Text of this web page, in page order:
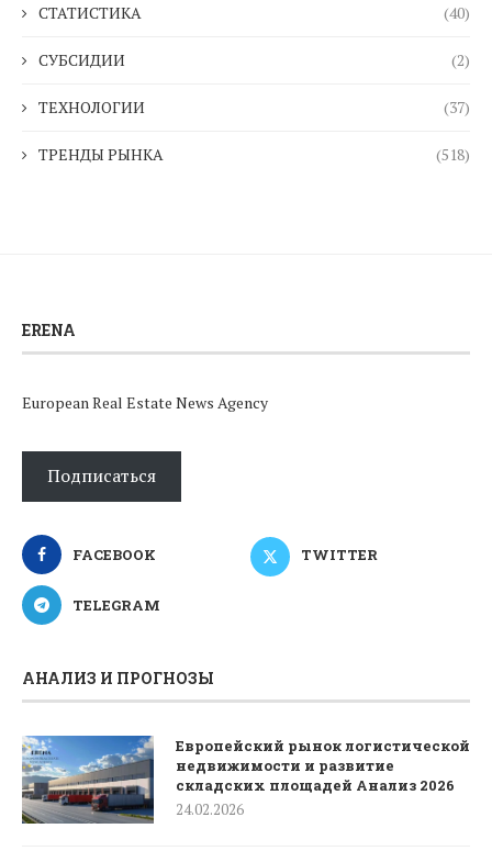
СТАТИСТИКА (40)
СУБСИДИИ (2)
ТЕХНОЛОГИИ (37)
ТРЕНДЫ РЫНКА (518)
ERENA
European Real Estate News Agency
Подписаться
FACEBOOK TWITTER
TELEGRAM
АНАЛИЗ И ПРОГНОЗЫ
Европейский рынок логистической
недвижимости и развитие
складских площадей Анализ 2026
24.02.2026